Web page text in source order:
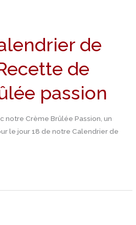
de
de
passion
notre Crème Brûlée Passion, un
le jour 18 de notre Calendrier de